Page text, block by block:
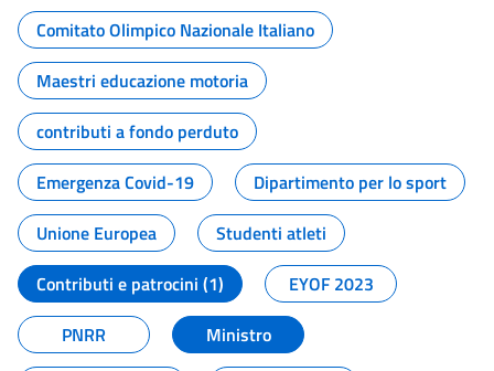
Comitato Olimpico Nazionale Italiano
Maestri educazione motoria
contributi a fondo perduto
Emergenza Covid-19
Dipartimento per lo sport
Unione Europea
Studenti atleti
Contributi e patrocini (1)
EYOF 2023
PNRR
Ministro